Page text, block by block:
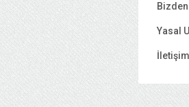
Yasal
İletişim